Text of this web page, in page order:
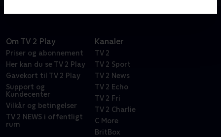
Om TV 2 Play
Priser og abonnement
Her kan du se TV 2 Play
Gavekort til TV 2 Play
Support og
Kundecenter
Vilkår og betingelser
TV 2 NEWS i offentligt
rum
Kanaler
TV 2
TV 2 Sport
TV 2 News
TV 2 Echo
TV 2 Fri
TV 2 Charlie
C More
BritBox